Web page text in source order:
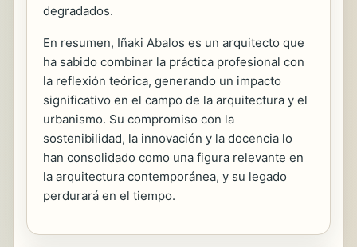
degradados.
En resumen, Iñaki Abalos es un arquitecto que
ha sabido combinar la práctica profesional con
la reflexión teórica, generando un impacto
significativo en el campo de la arquitectura y el
urbanismo. Su compromiso con la
sostenibilidad, la innovación y la docencia lo
han consolidado como una figura relevante en
la arquitectura contemporánea, y su legado
perdurará en el tiempo.